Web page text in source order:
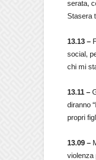
serata,
Stasera
13.13 –
social,
chi mi
13.11 –
diranno
propri
13.09 –
violenza